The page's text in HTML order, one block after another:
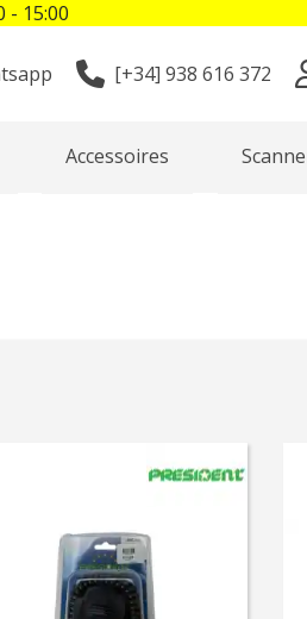
[+34] 938 616 372
Accessoires
- 15:00